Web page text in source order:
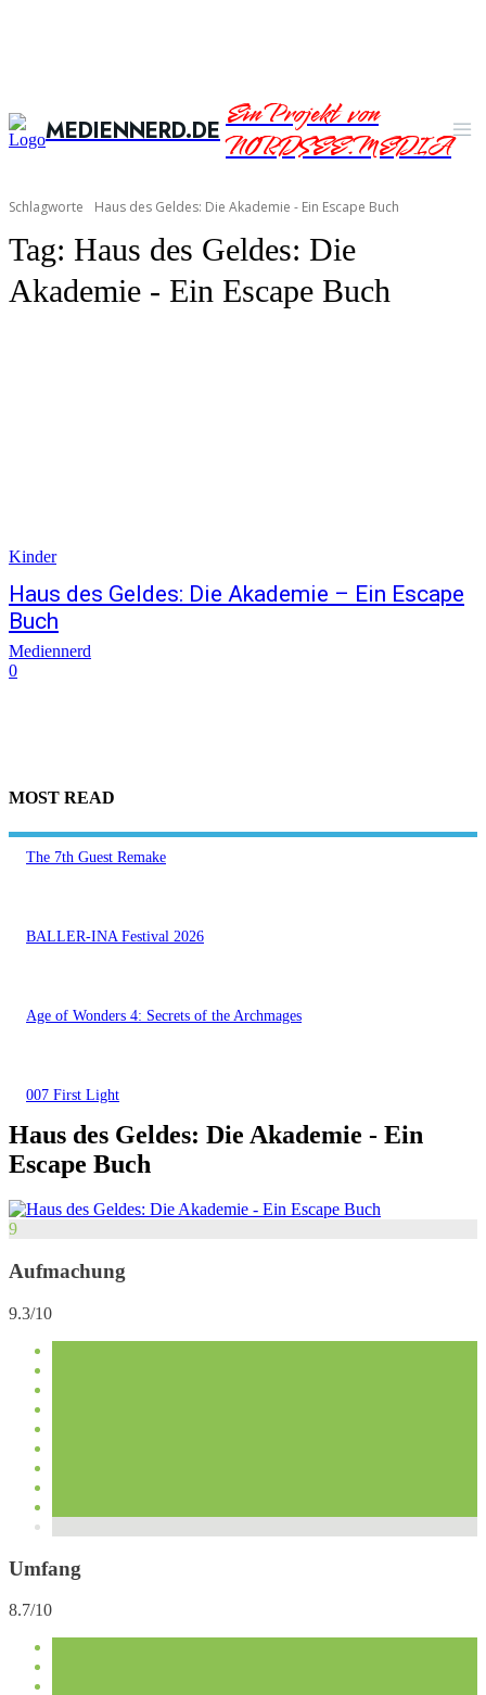
MEDIENNERD.DEEin Projekt von
NORDSEE.MEDIA
Schlagworte Haus des Geldes: Die Akademie - Ein Escape Buch
Tag: Haus des Geldes: Die
Akademie - Ein Escape Buch
Kinder
Haus des Geldes: Die Akademie – Ein Escape
Buch
Mediennerd
0
MOST READ
The 7th Guest Remake
BALLER-INA Festival 2026
Age of Wonders 4: Secrets of the Archmages
007 First Light
Haus des Geldes: Die Akademie - Ein
Escape Buch
9
Aufmachung
9.3/10
Umfang
8.7/10